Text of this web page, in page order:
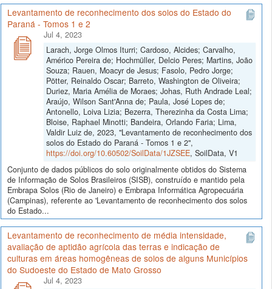
Levantamento de reconhecimento dos solos do Estado do
Paraná - Tomos 1 e 2
Jul 4, 2023
Larach, Jorge Olmos Iturri; Cardoso, Alcides; Carvalho,
Américo Pereira de; Hochmüller, Delcio Peres; Martins, João
Souza; Rauen, Moacyr de Jesus; Fasolo, Pedro Jorge;
Pötter, Reinaldo Oscar; Barreto, Washington de Oliveira;
Duriez, Maria Amélia de Moraes; Johas, Ruth Andrade Leal;
Araújo, Wilson Sant'Anna de; Paula, José Lopes de;
Antonello, Loiva Lizia; Bezerra, Therezinha da Costa Lima;
Bloise, Raphael Minotti; Bandeira, Orlando Faria; Lima,
Valdir Luiz de, 2023, "Levantamento de reconhecimento dos
solos do Estado do Paraná - Tomos 1 e 2",
https://doi.org/10.60502/SoilData/1JZSEE, SoilData, V1
Conjunto de dados públicos do solo originalmente obtidos do Sistema
de Informação de Solos Brasileiros (SISB), construído e mantido pela
Embrapa Solos (Rio de Janeiro) e Embrapa Informática Agropecuária
(Campinas), referente ao 'Levantamento de reconhecimento dos solos
do Estado...
Levantamento de reconhecimento de média intensidade,
avaliação de aptidão agrícola das terras e indicação de
culturas em áreas homogêneas de solos de alguns Municípios
do Sudoeste do Estado de Mato Grosso
Jul 4, 2023